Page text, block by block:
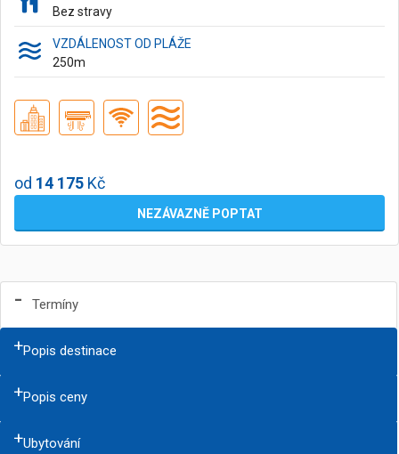
Bez stravy
VZDÁLENOST OD PLÁŽE
250m
od 14 175 Kč
NEZÁVAZNĚ POPTAT
Termíny
Popis destinace
Popis ceny
Ubytování